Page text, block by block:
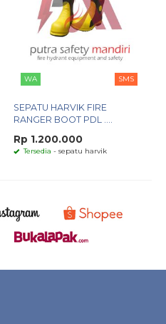
WA SMS
SEPATU HARVIK FIRE
RANGER BOOT PDL ....
Rp 1.200.000
Tersedia - sepatu harvik